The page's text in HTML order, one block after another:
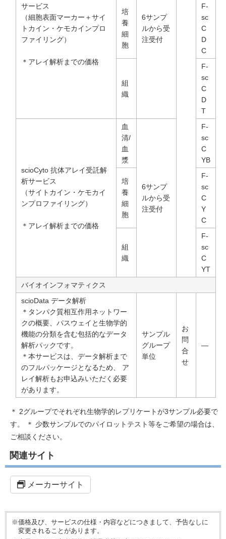
サービス
（細胞表面マーカー＋サイ
トカイン・ケモカインプロ
ファイリング）
＊アレイ解析までの価格
6サンプ
ルから受
注受付
培
養
細
胞
F-
sc
C
D
C
組
織
F-
sc
C
D
T
scioCyto 抗体アレイ受託解
析サービス
（サイトカイン・ケモカイ
ンプロファイリング）
＊アレイ解析までの価格
血
清/
血
漿
6サンプ
ルから受
注受付
F-
sc
C
YB
培
養
細
胞
F-
sc
C
Y
C
組
織
F-
sc
C
YT
バイオインフォマティクス
scioData データ解析
＊タンパク質相互作用ネットワー
クの概要、パスウェイと生物学的
機能の分類を含む包括的なデータ
解析パックです。
＊本サービスは、データ解析まで
のフルパッケージとなるため、 ア
レイ解析もお申込みいただく必要
があります。
サンプル
グループ
単位
お
問
合
せ
―
＊ 2グループでそれぞれ生物学的レプリケートが3サンプル必要で
す。 ＊ 少数サンプルでのパイロットテスト等をご希望の場合は、
ご相談ください。
関連サイト
メーカーサイト
※価格及び、サービスの仕様・内容などにつきまして、予告なしに
変更されることがあります。